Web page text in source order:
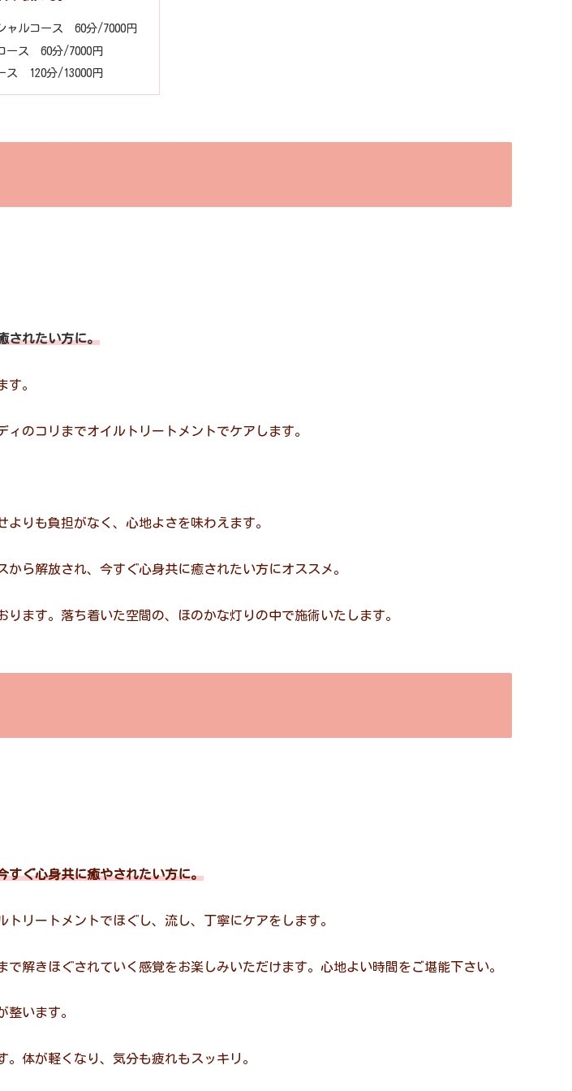
ャルコース 60分/7000円
ース 60分/7000円
ス 120分/13000円
されたい方に。
す。
のコリまでオイルトリートメントでケアします。
りも負担がなく、心地よさを味わえます。
ら解放され、今すぐ心身共に癒されたい方にオススメ。
ます。落ち着いた空間の、ほのかな灯りの中で施術いたします。
すぐ心身共に癒やされたい方に。
リートメントでほぐし、流し、丁寧にケアをします。
解きほぐされていく感覚をお楽しみいただけます。心地よい時間をご堪能下さい。
整います。
体が軽くなり、気分も疲れもスッキリ。